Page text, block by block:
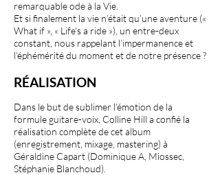
remarquable ode à la Vie.
Et si finalement la vie n’était qu’une aventure («
What if », « Life’s a ride »), un entre-deux
constant, nous rappelant l’impermanence et
l’éphémérité du moment et de notre présence ?
RÉALISATION
Dans le but de sublimer l’émotion de la
formule guitare-voix, Colline Hill a confié la
réalisation complète de cet album
(enregistrement, mixage, mastering) à
Géraldine Capart (Dominique A, Miossec,
Stéphanie Blanchoud).